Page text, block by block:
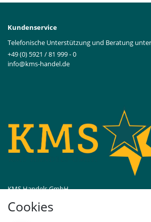
Cookies
Kundenservice
Telefonische Unterstützung und Beratung
+49 (0) 5921 / 81 999 - 0
info@kms-handel.de
KMS Handels GmbH
48529 Nordhorn, DE